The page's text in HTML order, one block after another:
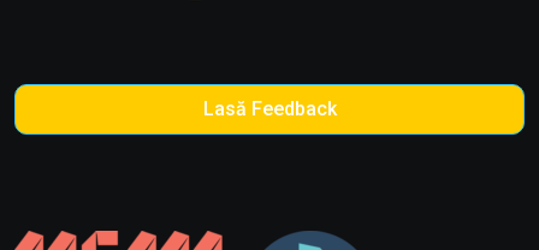
Lasă Feedback